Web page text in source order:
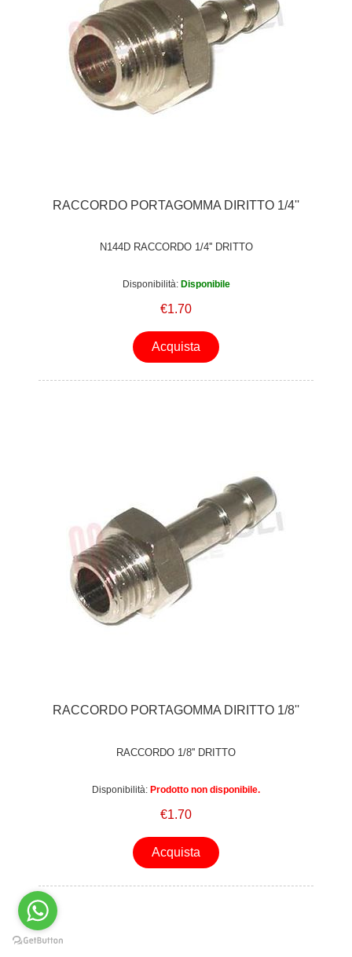
RACCORDO PORTAGOMMA DIRITTO 1/4''
N144D RACCORDO 1/4'' DRITTO
Disponibilità: Disponibile
€1.70
Acquista
RACCORDO PORTAGOMMA DIRITTO 1/8''
RACCORDO 1/8'' DRITTO
Disponibilità: Prodotto non disponibile.
€1.70
Acquista